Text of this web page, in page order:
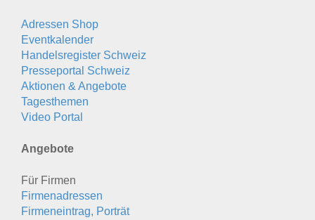
Adressen Shop
Eventkalender
Handelsregister Schweiz
Presseportal Schweiz
Aktionen & Angebote
Tagesthemen
Video Portal
Angebote
Für Firmen
Firmenadressen
Firmeneintrag, Porträt